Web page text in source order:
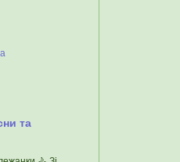
та